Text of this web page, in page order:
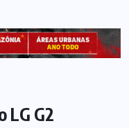
LG G2